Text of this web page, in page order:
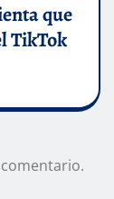
que
TikTok